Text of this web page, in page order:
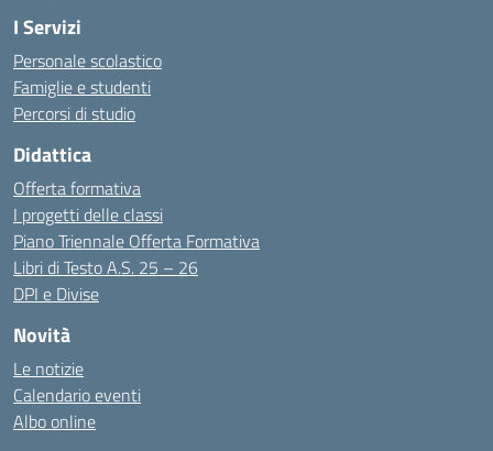
I Servizi
Personale scolastico
Famiglie e studenti
Percorsi di studio
Didattica
Offerta formativa
I progetti delle classi
Piano Triennale Offerta Formativa
Libri di Testo A.S. 25 – 26
DPI e Divise
Novità
Le notizie
Calendario eventi
Albo online